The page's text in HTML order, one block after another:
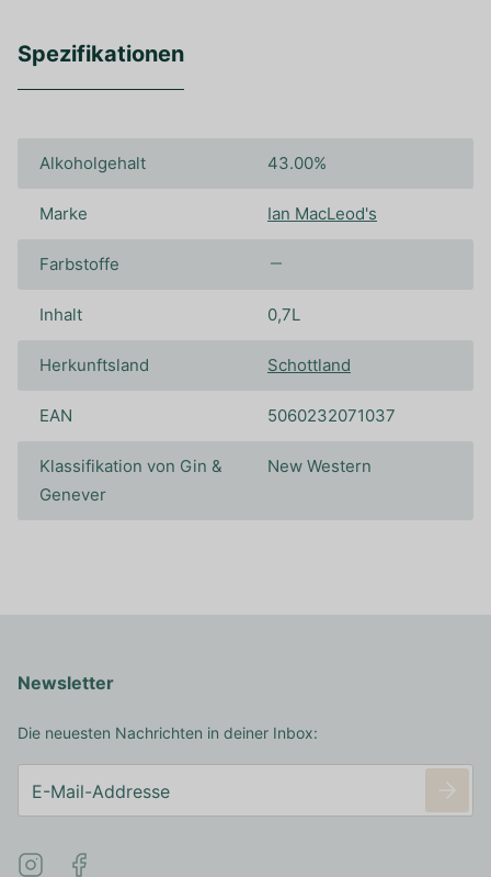
Spezifikationen
Alkoholgehalt 43.00%
Marke Ian MacLeod's
Farbstoffe
Inhalt 0,7L
Herkunftsland Schottland
EAN 5060232071037
Klassifikation von Gin &
Genever
New Western
Newsletter
Die neuesten Nachrichten in deiner Inbox: